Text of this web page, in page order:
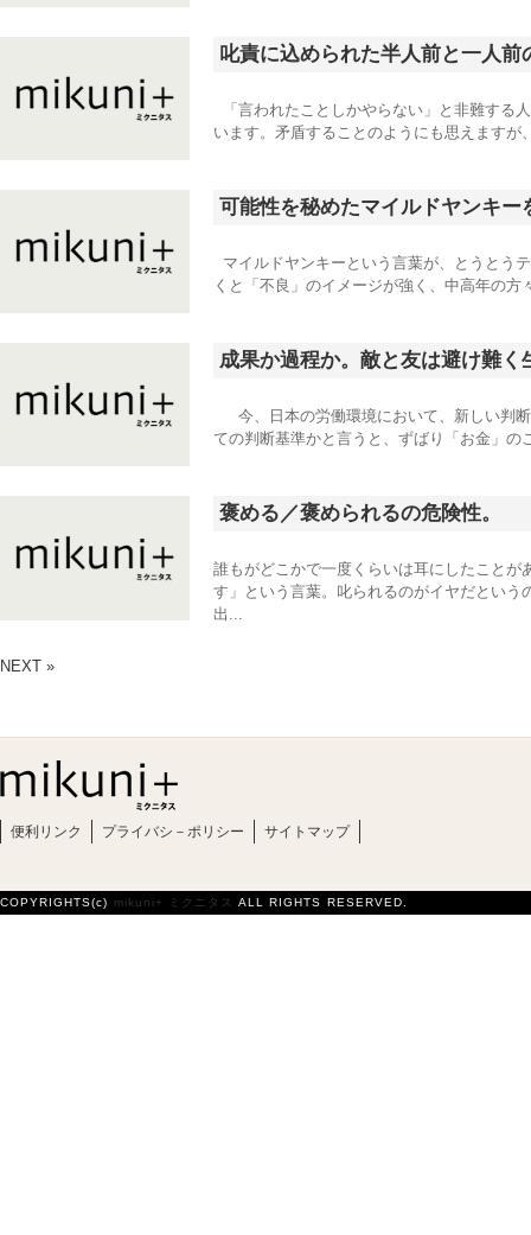
叱責に込められた半人前と一人前
「言われたことしかやらない」と非難する
います。矛盾することのようにも思えます
可能性を秘めたマイルドヤンキー
マイルドヤンキーという言葉が、とうとう
くと「不良」のイメージが強く、中高年の
成果か過程か。敵と友は避け難く
今、日本の労働環境において、新しい判
ての判断基準かと言うと、ずばり「お金」
褒める／褒められるの危険性。
誰もがどこかで一度くらいは耳にしたこと
す」という言葉。叱られるのがイヤだとい
出...
NEXT »
便利リンク プライバシ－ポリシー サイトマップ
COPYRIGHTS(c) mikuni+ ミクニタス ALL RIGHTS RESERVED.